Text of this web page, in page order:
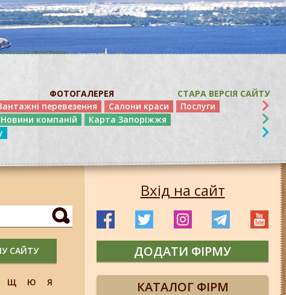
ФОТОГАЛЕРЕЯ
СТАРА ВЕРСІЯ САЙТУ
перевезення Салони краси
Послуги
Новини компаній
Карта Запоріжжя
САЙТУ
Щ Ю
Я
Вхід на сайт
ДОДАТИ ФІРМУ
КАТАЛОГ ФІРМ